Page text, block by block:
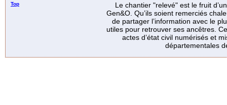
Top
Le chantier "relevé" est le fruit
Gen&O. Qu’ils soient remerciés
de partager l’information avec le
utiles pour retrouver ses ancêtres.
actes d’état civil numérisés et
départementales